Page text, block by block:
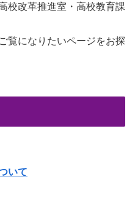
校改革推進室・高校教育課
覧になりたいページをお探
いて